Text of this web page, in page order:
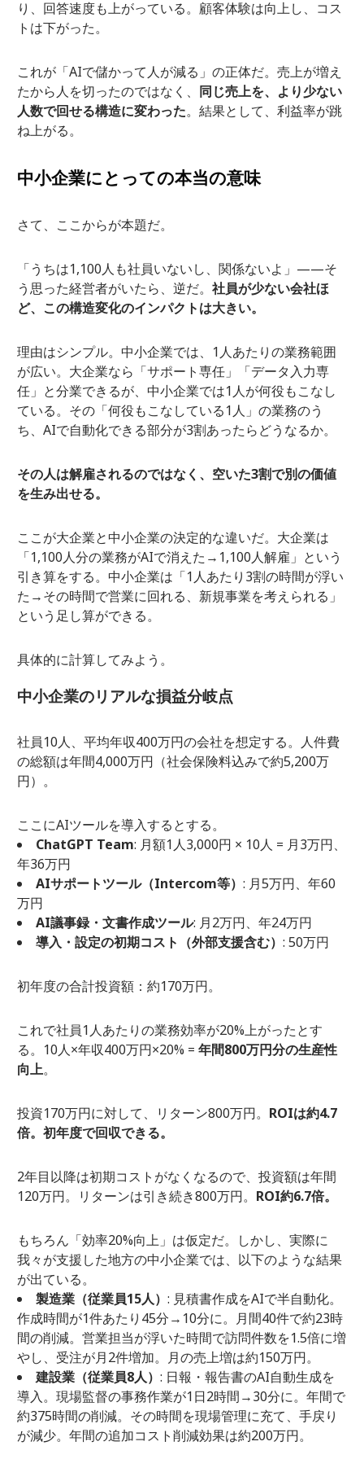
り、回答速度も上がっている。顧客体験は向上し、コス
トは下がった。
これが「AIで儲かって人が減る」の正体だ。売上が増え
たから人を切ったのではなく、 同じ売上を、より少ない
人数で回せる構造に変わった。結果として、利益率が跳
ね上がる。
中小企業にとっての本当の意味
さて、ここからが本題だ。
「うちは1,100人も社員いないし、関係ないよ」——そ
う思った経営者がいたら、逆だ。 社員が少ない会社ほ
ど、この構造変化のインパクトは大きい。
理由はシンプル。中小企業では、1人あたりの業務範囲
が広い。大企業なら「サポート専任」「データ入力専
任」と分業できるが、中小企業では1人が何役もこなし
ている。その「何役もこなしている1人」の業務のう
ち、AIで自動化できる部分が3割あったらどうなるか。
その人は解雇されるのではなく、空いた3割で別の価値
を生み出せる。
ここが大企業と中小企業の決定的な違いだ。大企業は
「1,100人分の業務がAIで消えた→1,100人解雇」という
引き算をする。中小企業は「1人あたり3割の時間が浮い
た→その時間で営業に回れる、新規事業を考えられる」
という足し算ができる。
具体的に計算してみよう。
中小企業のリアルな損益分岐点
社員10人、平均年収400万円の会社を想定する。人件費
の総額は年間4,000万円（社会保険料込みで約5,200万
円）。
ここにAIツールを導入するとする。
ChatGPT Team: 月額1人3,000円 × 10人 = 月3万円、
年36万円
AIサポートツール（Intercom等） : 月5万円、年60
万円
AI議事録・文書作成ツール: 月2万円、年24万円
導入・設定の初期コスト（外部支援含む） : 50万円
初年度の合計投資額：約170万円。
これで社員1人あたりの業務効率が20%上がったとす
る。10人×年収400万円×20% = 年間800万円分の生産性
向上。
投資170万円に対して、リターン800万円。 ROIは約4.7
倍。初年度で回収できる。
2年目以降は初期コストがなくなるので、投資額は年間
120万円。リターンは引き続き800万円。 ROI約6.7倍。
もちろん「効率20%向上」は仮定だ。しかし、実際に
我々が支援した地方の中小企業では、以下のような結果
が出ている。
製造業（従業員15人） : 見積書作成をAIで半自動化。
作成時間が1件あたり45分→10分に。月間40件で約23時
間の削減。営業担当が浮いた時間で訪問件数を1.5倍に増
やし、受注が月2件増加。月の売上増は約150万円。
建設業（従業員8人） : 日報・報告書のAI自動生成を
導入。現場監督の事務作業が1日2時間→30分に。年間で
約375時間の削減。その時間を現場管理に充て、手戻り
が減少。年間の追加コスト削減効果は約200万円。